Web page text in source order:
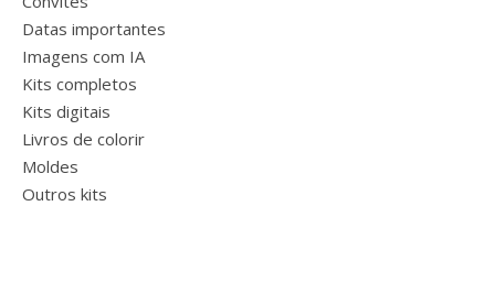
Datas importantes
Imagens com IA
Kits completos
Kits digitais
Livros de colorir
Moldes
Outros kits